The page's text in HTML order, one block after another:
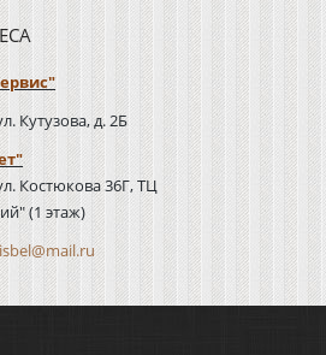
Кутузова, д. 2Б
Костюкова 36Г, ТЦ
(1 этаж)